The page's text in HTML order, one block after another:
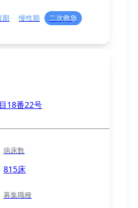
期 慢性期
二次救急
18番22号
病床数
815床
募集職種